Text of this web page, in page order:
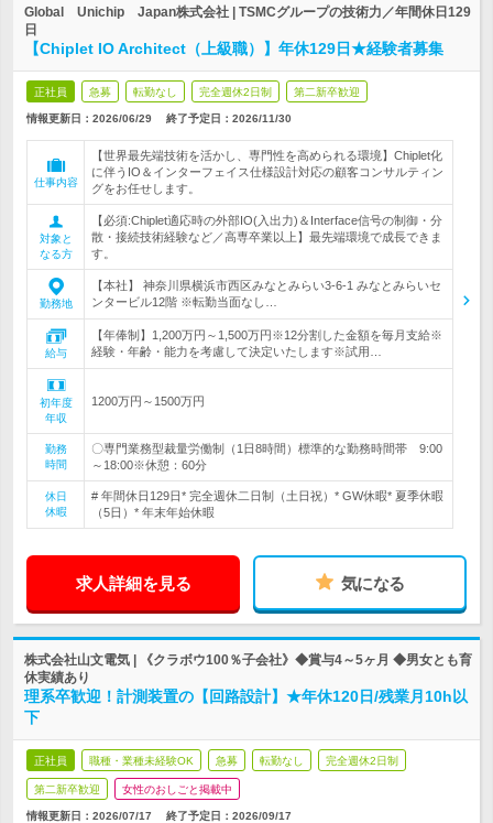
Global Unichip Japan株式会社 | TSMCグループの技術力／年間休日129
日
【Chiplet IO Architect（上級職）】年休129日★経験者募集
正社員 急募 転勤なし 完全週休2日制 第二新卒歓迎
情報更新日：2026/06/29 終了予定日： 2026/11/30
仕事内容
【世界最先端技術を活かし、専門性を高められる環境】Chiplet化
に伴うIO＆インターフェイス仕様設計対応の顧客コンサルティン
グをお任せします。
対象と
なる方
【必須:Chiplet適応時の外部IO(入出力)＆Interface信号の制御・分
散・接続技術経験など／高専卒業以上】最先端環境で成長できま
す。
勤務地
【本社】 神奈川県横浜市西区みなとみらい3-6-1 みなとみらいセ
ンタービル12階 ※転勤当面なし…
給与
【年俸制】1,200万円～1,500万円※12分割した金額を毎月支給※
経験・年齢・能力を考慮して決定いたします※試用…
初年度
年収
1200万円～1500万円
勤務
時間
〇専門業務型裁量労働制（1日8時間）標準的な勤務時間帯 9:00
～18:00※休憩：60分
休日
休暇
# 年間休日129日* 完全週休二日制（土日祝）* GW休暇* 夏季休暇
（5日）* 年末年始休暇
求人詳細を見る 気になる
株式会社山文電気 | 《クラボウ100％子会社》◆賞与4～5ヶ月 ◆男女とも育
休実績あり
理系卒歓迎！計測装置の【回路設計】★年休120日/残業月10h以
下
正社員 職種・業種未経験OK 急募 転勤なし 完全週休2日制
第二新卒歓迎 女性のおしごと掲載中
情報更新日：2026/07/17 終了予定日： 2026/09/17